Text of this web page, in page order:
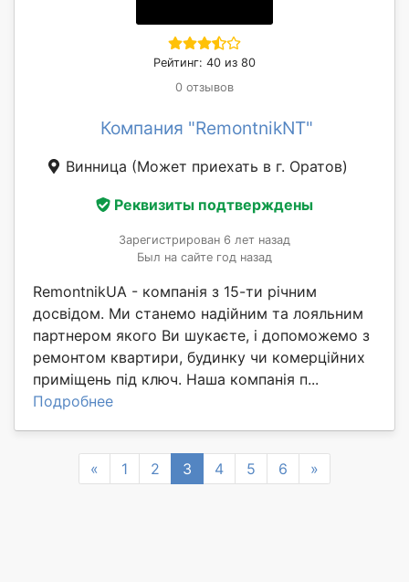
Рейтинг: 40 из 80
0 отзывов
Компания "RemontnikNT"
Винница (Может приехать в г. Оратов)
Реквизиты подтверждены
Зарегистрирован 6 лет назад
Был на сайте год назад
RemontnikUA - компанія з 15-ти річним
досвідом. Ми станемо надійним та лояльним
партнером якого Ви шукаєте, і допоможемо з
ремонтом квартири, будинку чи комерційних
приміщень під ключ. Наша компанія п...
Подробнее
« Previous
1 2 3 4 5 6 »